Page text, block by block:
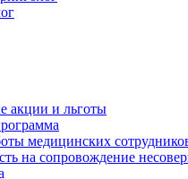
акции и льготы
медицинских
на сопровождение